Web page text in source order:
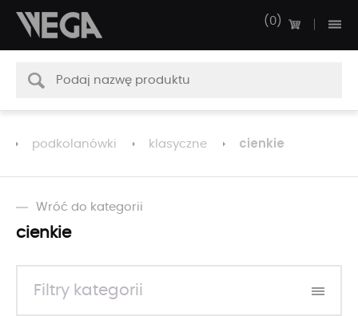
0
podkolanówki klasyczne cienkie
Wróć do kategorii
cienkie
Filtry kategorii